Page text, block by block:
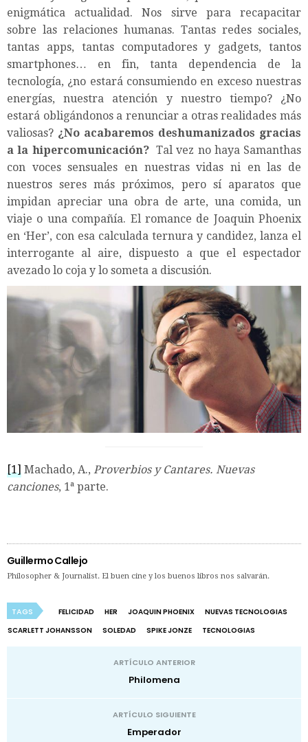
enigmática actualidad. Nos sirve para recapacitar
sobre las relaciones humanas. Tantas redes sociales,
tantas apps, tantas computadores y gadgets, tantos
smartphones… en fin, tanta dependencia de la
tecnología, ¿no estará consumiendo en exceso nuestras
energías, nuestra atención y nuestro tiempo? ¿No
estará obligándonos a renunciar a otras realidades más
valiosas? ¿No acabaremos deshumanizados gracias
a la hipercomunicación?Tal vez no haya Samanthas
con voces sensuales en nuestras vidas ni en las de
nuestros seres más próximos, pero sí aparatos que
impidan apreciar una obra de arte, una comida, un
viaje o una compañía. El romance de Joaquin Phoenix
en ‘Her’, con esa calculada ternura y candidez, lanza el
interrogante al aire, dispuesto a que el espectador
avezado lo coja y lo someta a discusión.
[1] Machado, A., Proverbios y Cantares. Nuevas
canciones, 1ª parte.
Guillermo Callejo
Philosopher & Journalist. El buen cine y los buenos libros nos salvarán.
TAGS FELICIDAD HER JOAQUIN PHOENIX
NUEVAS TECNOLOGIAS
SCARLETT JOHANSSON
SOLEDAD SPIKE JONZE TECNOLOGIAS
ARTÍCULO ANTERIOR
Philomena
ARTÍCULO SIGUIENTE
Emperador